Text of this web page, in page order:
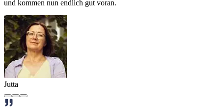
und kommen nun endlich gut voran.
Jutta